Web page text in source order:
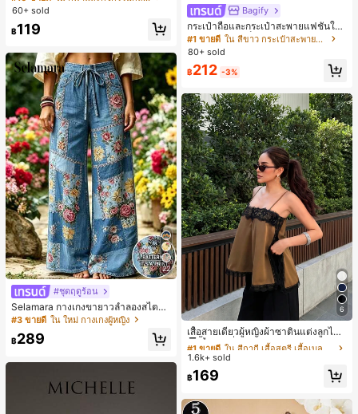
สั้นกีฬา 2-In-1 สำหรับวิ่ง ฟิตเนส และก
60+ sold
฿119
22
#ชุดฤดูร้อน
Selamara กางเกงขายาวลำลองสไตล์โ
บฮีเมียนสำหรับพักผ่อน สีกากี ผิวสัมผัส
มีเท็กซ์เจอร์ เอวสูงทรงหลวม เอวยางยืด
พร้อมเชือกรูด ทรงขาตรงทิ้งตัว ขากว้า
ดินทาง
#3 ขายดี ใน ใหม่ กางเกงผู้หญิง
฿289
Bagify
กระเป๋าถือและกระเป๋าสะพายแฟชั่นให
ม่ ตกแต่งด้วยเข็มขัด เหมาะสำหรับงาน
ปาร์ตี้ การรวมตัว การออกไปข้างนอก ก
ารท่องเที่ยว การช้อปปิ้ง และการใช้งาน
ประจำวัน สามารถเก็บเหรียญ โทรศัพท์
เหมาะสำหรับกระเป๋าทำงานของพนักง
านออฟฟิศ นักศึกษามหาวิทยาลัย และ
พนักงานออฟฟิศ กระเป๋าผู้หญิงที่หรูหรา
#1 ขายดี
ใน สีขาว กระเป๋าสะพายผู้หญิง
80+ sold
฿212 -3%
6
เสื้อสายเดี่ยวผู้หญิงผ้าซาตินแต่งลูกไม้
- เสื้อสายเดี่ยวฤดูร้อนสีคากีมีรอยผ่าด้า
นข้างที่น่าดึงดูดแบบสบายๆ
#1 ขายดี
ใน สีกากี เสื้อสตรี เสื้อเบลาส์ & Tee
ลูกค้ากลับมาซื้อซ้ำ!
#1 ขายดี
ลูกค้ากลับมาซื้อซ้ำ!
#1 ขายดี
ลูกค้ากลับมาซื้อซ้ำ!
#1 ขายดี
ใน สีกากี เสื้อสตรี เสื้อเบลาส์ & Tee
1.6k+ sold
฿169